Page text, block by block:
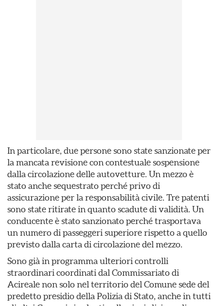
In particolare, due persone sono state sanzionate per
la mancata revisione con contestuale sospensione
dalla circolazione delle autovetture. Un mezzo è
stato anche sequestrato perché privo di
assicurazione per la responsabilità civile. Tre patenti
sono state ritirate in quanto scadute di validità. Un
conducente è stato sanzionato perché trasportava
un numero di passeggeri superiore rispetto a quello
previsto dalla carta di circolazione del mezzo.
Sono già in programma ulteriori controlli
straordinari coordinati dal Commissariato di
Acireale non solo nel territorio del Comune sede del
predetto presidio della Polizia di Stato, anche in tutti